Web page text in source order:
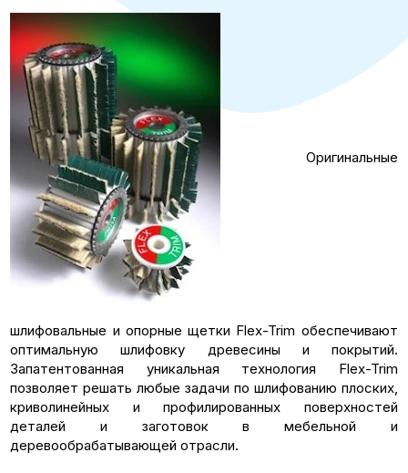
Оригинальные
шлифовальные и опорные щетки Flex-Trim обеспечивают
оптимальную шлифовку древесины и покрытий.
Запатентованная уникальная технология Flex-Trim
позволяет решать любые задачи по шлифованию плоских,
криволинейных и профилированных поверхностей
деталей и заготовок в мебельной и
деревообрабатывающей отрасли.